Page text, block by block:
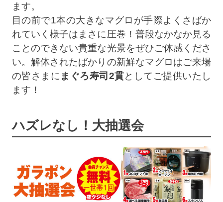
ます。
目の前で1本の大きなマグロが手際よくさばか
れていく様子はまさに圧巻！普段なかなか見る
ことのできない貴重な光景をぜひご体感くださ
い。解体されたばかりの新鮮なマグロはご来場
の皆さまに まぐろ寿司2貫としてご提供いたし
ます！
ハズレなし！大抽選会